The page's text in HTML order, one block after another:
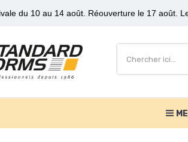
du 10 au 14 août. Réouverture le 17 août.